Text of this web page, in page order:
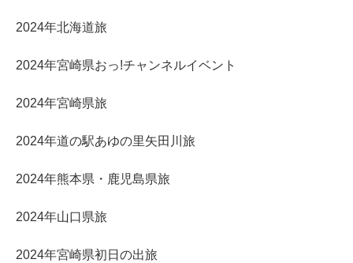
2024年北海道旅
2024年宮崎県おっ!チャンネルイベント
2024年宮崎県旅
2024年道の駅あゆの里矢田川旅
2024年熊本県・鹿児島県旅
2024年山口県旅
2024年宮崎県初日の出旅